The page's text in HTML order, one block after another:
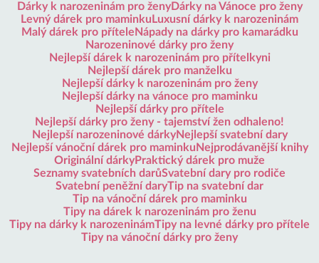
Dárky k narozeninám pro ženyDárky na Vánoce pro ženy
Levný dárek pro maminku Luxusní dárky k narozeninám
Malý dárek pro přítele Nápady na dárky pro kamarádku
Narozeninové dárky pro ženy
Nejlepší dárek k narozeninám pro přítelkyni
Nejlepší dárek pro manželku
Nejlepší dárky k narozeninám pro ženy
Nejlepší dárky na vánoce pro maminku
Nejlepší dárky pro přítele
Nejlepší dárky pro ženy - tajemství žen odhaleno!
Nejlepší narozeninové dárkyNejlepší svatební dary
Nejlepší vánoční dárek pro maminku Nejprodávanější knihy
Originální dárkyPraktický dárek pro muže
Seznamy svatebních darůSvatební dary pro rodiče
Svatební peněžní daryTip na svatební dar
Tip na vánoční dárek pro maminku
Tipy na dárek k narozeninám pro ženu
Tipy na dárky k narozeninámTipy na levné dárky pro přítele
Tipy na vánoční dárky pro ženy